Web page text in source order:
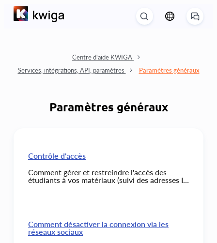
Centre d'aide KWIGA
Services, intégrations, API, paramètres
Paramètres généraux
Paramètres généraux
Contrôle d'accès
Comment gérer et restreindre l'accès des
étudiants à vos matériaux (suivi des adresses IP,
Comment désactiver la connexion via les
réseaux sociaux